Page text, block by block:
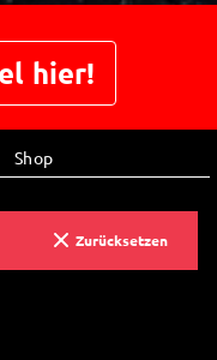
hier!
Shop
Zurücksetzen